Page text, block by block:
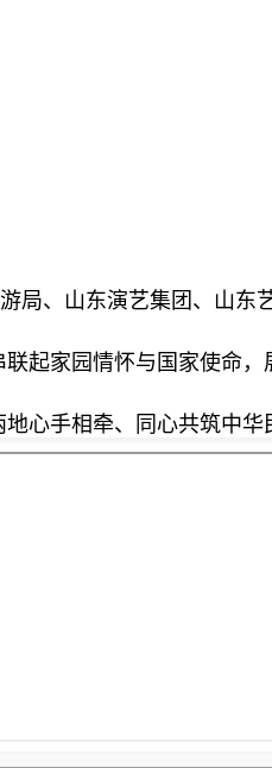
、山东演艺集团、山
起家园情怀与国家使
心手相牵、同心共筑中华